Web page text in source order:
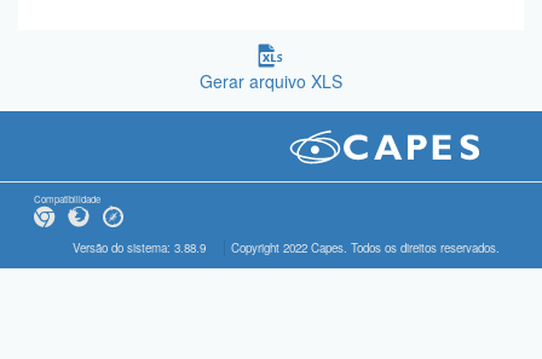
Gerar arquivo XLS
Compatibilidade
Versão do sistema: 3.88.9 Copyright 2022 Capes. Todos os direitos reservados.